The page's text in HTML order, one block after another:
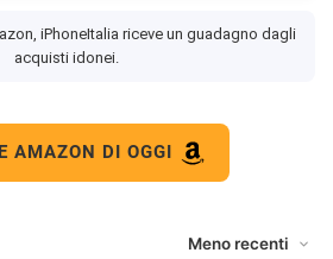
iPhoneItalia riceve un guadagno dagli
acquisti idonei.
AMAZON DI OGGI